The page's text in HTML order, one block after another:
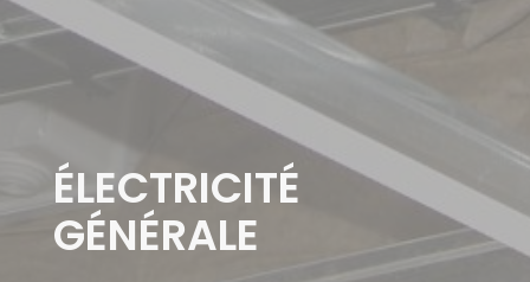
ÉLECTRICITÉ
GÉNÉRALE